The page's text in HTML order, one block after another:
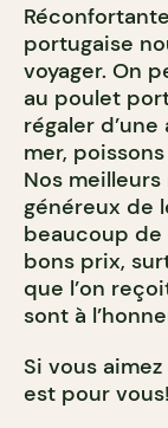
portugaise
voyager. On
au poulet
régaler
mer,
Nos
généreux de
beaucoup
bons prix,
que l’on
sont à
Si vous
est pour vous!